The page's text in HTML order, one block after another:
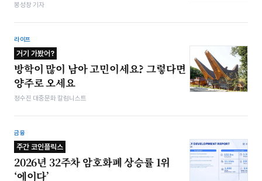
봉성창 기자
라이프
거기 가봤어?
방학이 많이 남아 고민이세요? 그렇다면
양주로 오세요
정수진 대중문화 칼럼니스트
금융
주간 코인플릭스
2026년 32주차 암호화폐 상승률 1위
‘에이다’